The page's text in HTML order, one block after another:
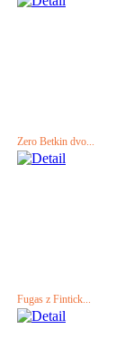
Zero Betkin dvo...
Fugas z Fintick...